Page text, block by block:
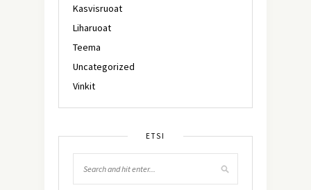
Kasvisruoat
Liharuoat
Teema
Uncategorized
Vinkit
ETSI